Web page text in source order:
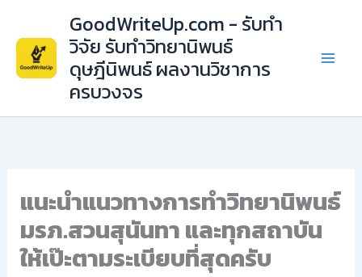
content
GoodWriteUp.com - รับทำ
วิจัย รับทำวิทยานิพนธ์
ดุษฎีนิพนธ์ ผลงานวิชาการ
ครบวงจร
แนะนำแนวทางการทำวิทยานิพนธ์
มรภ.สวนสุนันทา และทุกสถาบัน
ให้เป๊ะตามระเบียบที่สุดครับ